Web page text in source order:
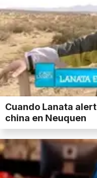
Cuando Lanata
china en Neuquen